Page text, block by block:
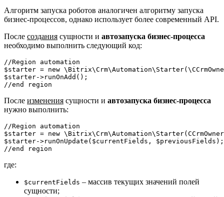
Алгоритм запуска роботов аналогичен алгоритму запуска
бизнес-процессов, однако использует более современный API.
После создания сущности и автозапуска бизнес-процесса
необходимо выполнить следующий код:
//Region automation
$starter = new
$starter->runOnAdd();
После изменения сущности и автозапуска бизнес-процесса
нужно выполнить:
//Region automation
$starter = new
$starter->runOnUpdate($currentFields, $previousFields);
где:
$currentFields – массив текущих значений полей
сущности;